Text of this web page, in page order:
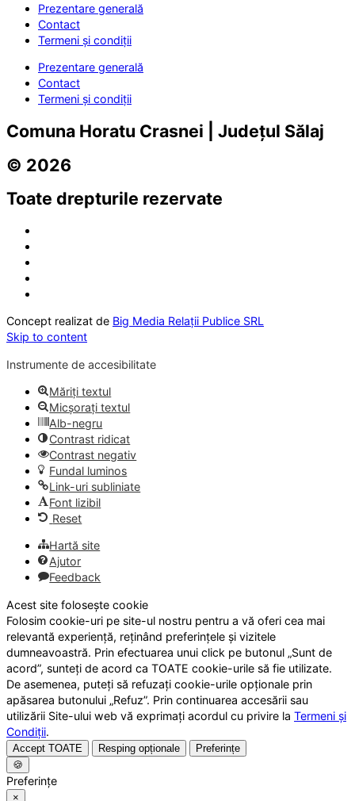
Prezentare generală
Contact
Termeni și condiții
Prezentare generală
Contact
Termeni și condiții
Comuna Horatu Crasnei | Județul Sălaj
© 2026
Toate drepturile rezervate
Concept realizat de Big Media Relații Publice SRL
Skip to content
Instrumente de accesibilitate
Măriți textul
Micșorați textul
Alb-negru
Contrast ridicat
Contrast negativ
Fundal luminos
Link-uri subliniate
Font lizibil
Reset
Hartă site
Ajutor
Feedback
Acest site folosește cookie
Folosim cookie-uri pe site-ul nostru pentru a vă oferi cea mai
relevantă experiență, reținând preferințele și vizitele
dumneavoastră. Prin efectuarea unui click pe butonul „Sunt de
acord”, sunteți de acord ca TOATE cookie-urile să fie utilizate.
De asemenea, puteți să refuzați cookie-urile opționale prin
apăsarea butonului „Refuz”. Prin continuarea accesării sau
utilizării Site-ului web vă exprimați acordul cu privire la Termeni și
Condiții.
Accept TOATE Resping opționale
Preferințe
🍪
Preferințe
×